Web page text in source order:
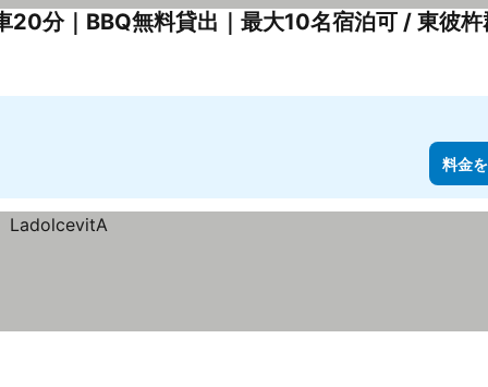
分｜BBQ無料貸出｜最大10名宿泊可 / 東彼杵
料金